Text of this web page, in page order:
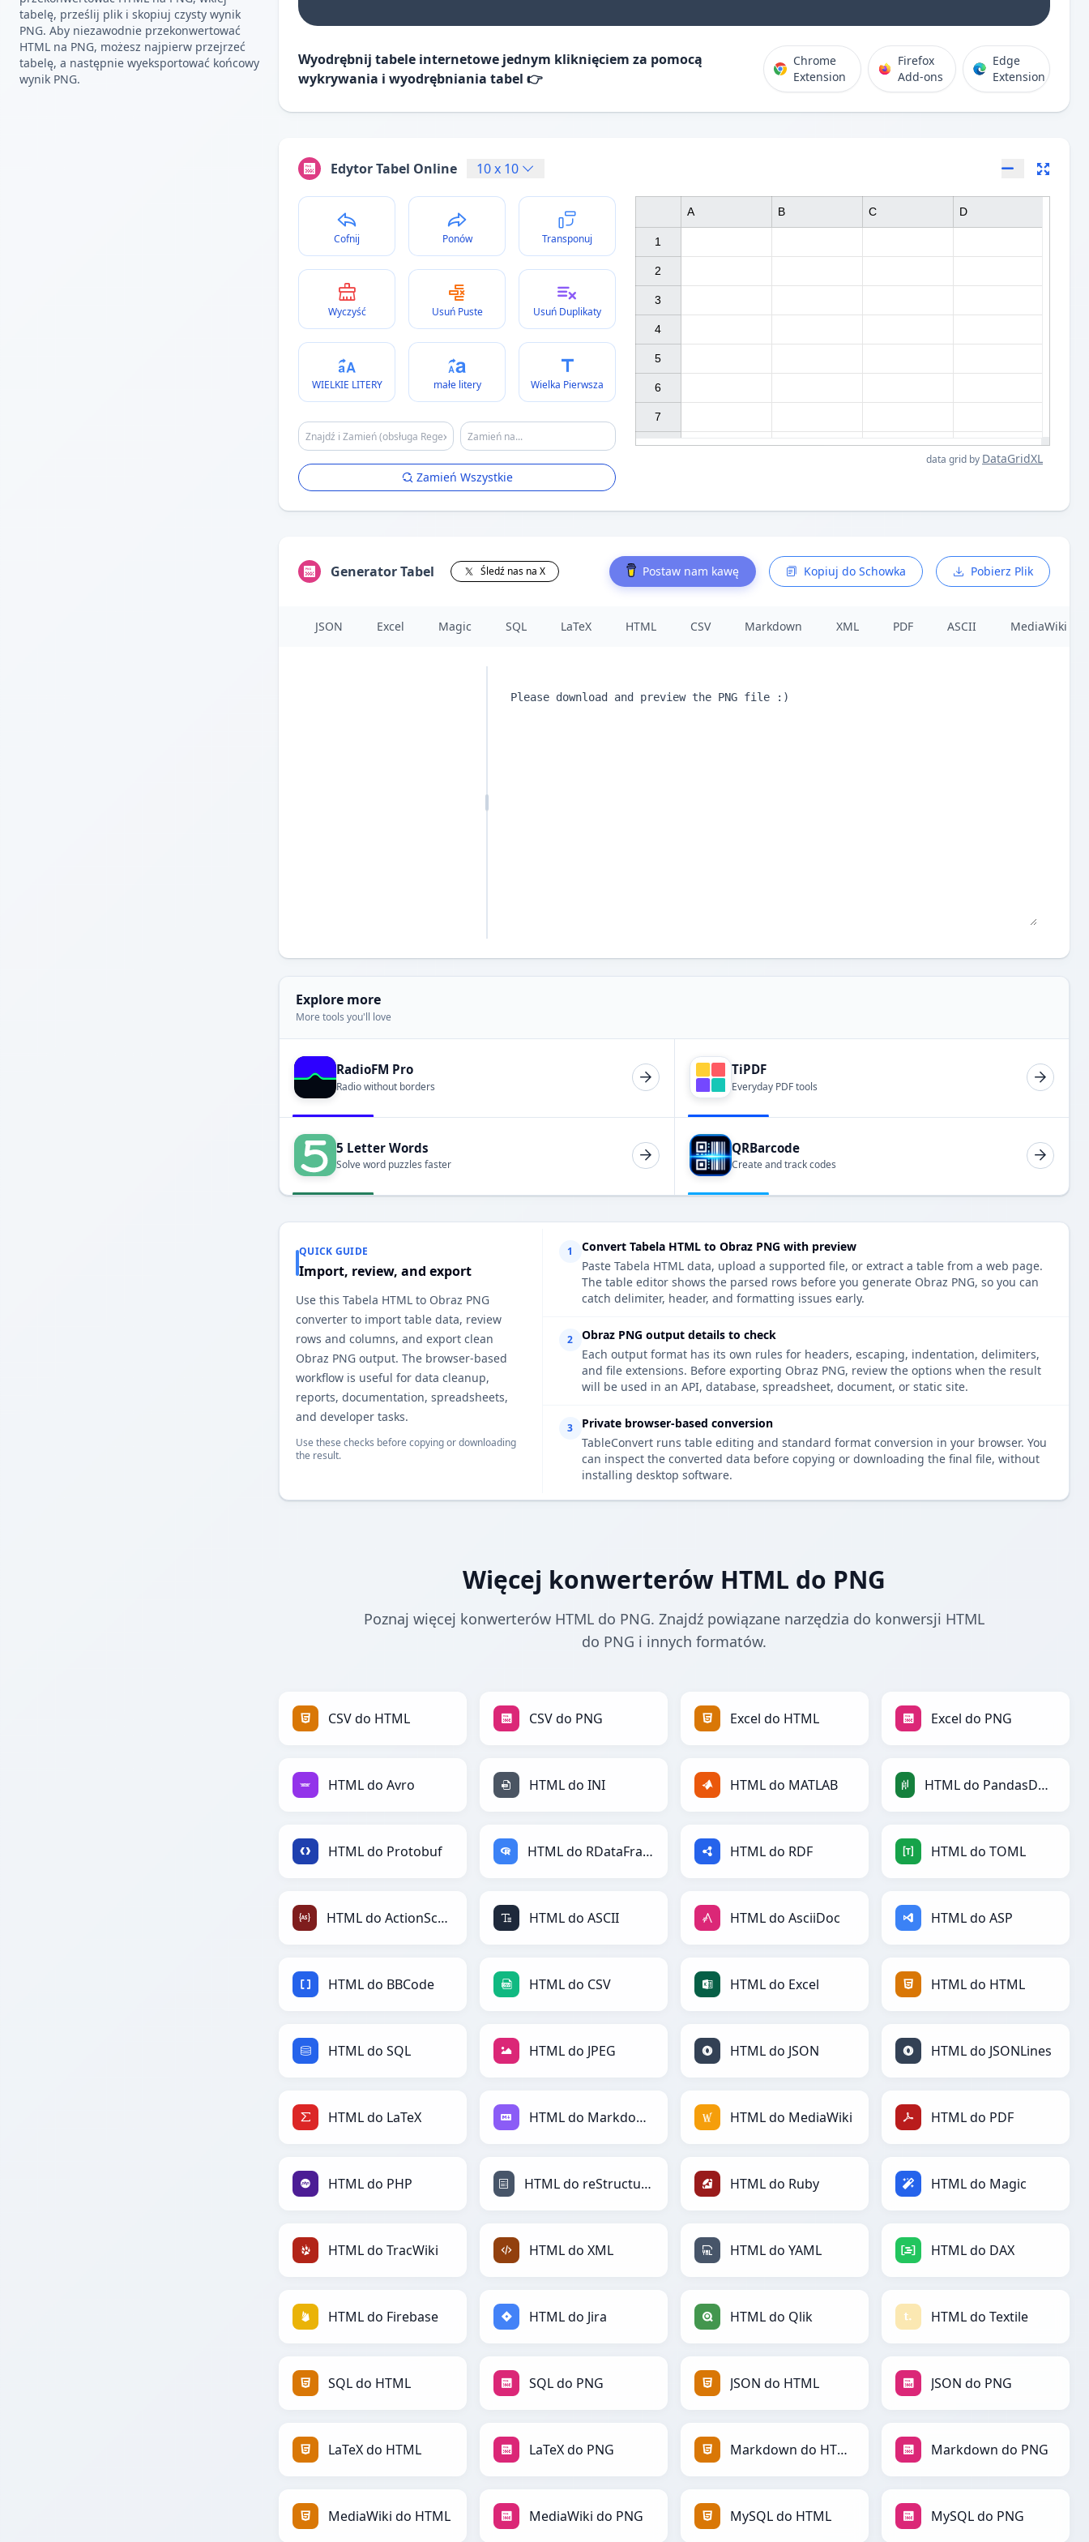
tabelę, prześlij plik i skopiuj czysty wynik
PNG. Aby niezawodnie przekonwertować
HTML na PNG, możesz najpierw przejrzeć
tabelę, a następnie wyeksportować końcowy
wynik PNG.
Wyodrębnij tabele internetowe jednym kliknięciem za pomocą
wykrywania i wyodrębniania tabel 👉
Chrome
Extension
Firefox
Add-ons
Edge
Extension
Edytor Tabel Online 10x 10
Cofnij Ponów Transponuj
Wyczyść Usuń Puste Usuń Duplikaty
WIELKIE LITERY małe litery Wielka Pierwsza
Zamień Wszystkie
data grid by DataGridXL
1
2
3
4
5
6
7
A B C D
Generator Tabel Śledź nas na X Postaw nam kawę Kopiuj do Schowka Pobierz Plik
JSON Excel Magic SQL LaTeX HTML CSV Markdown XML PDF ASCII MediaWiki
Explore more
More tools you'll love
RadioFM Pro
Radio without borders
TiPDF
Everyday PDF tools
5 Letter Words
Solve word puzzles faster
QRBarcode
Create and track codes
QUICK GUIDE
Import, review, and export
Use this Tabela HTML to Obraz PNG
converter to import table data, review
rows and columns, and export clean
Obraz PNG output. The browser-based
workflow is useful for data cleanup,
reports, documentation, spreadsheets,
and developer tasks.
Use these checks before copying or downloading
the result.
1
Convert Tabela HTML to Obraz PNG with preview
Paste Tabela HTML data, upload a supported file, or extract a table from a web page.
The table editor shows the parsed rows before you generate Obraz PNG, so you can
catch delimiter, header, and formatting issues early.
2
Obraz PNG output details to check
Each output format has its own rules for headers, escaping, indentation, delimiters,
and file extensions. Before exporting Obraz PNG, review the options when the result
will be used in an API, database, spreadsheet, document, or static site.
3
Private browser-based conversion
TableConvert runs table editing and standard format conversion in your browser. You
can inspect the converted data before copying or downloading the final file, without
installing desktop software.
Więcej konwerterów HTML do PNG
Poznaj więcej konwerterów HTML do PNG. Znajdź powiązane narzędzia do konwersji HTML
do PNG i innych formatów.
CSV do HTML CSV do PNG Excel do HTML Excel do PNG
HTML do Avro HTML do INI HTML do MATLAB HTML do PandasDataFrame
HTML do Protobuf HTML do RDataFrame HTML do RDF HTML do TOML
HTML do ActionScript HTML do ASCII HTML do AsciiDoc HTML do ASP
HTML do BBCode HTML do CSV HTML do Excel HTML do HTML
HTML do SQL HTML do JPEG HTML do JSON HTML do JSONLines
HTML do LaTeX HTML do Markdown HTML do MediaWiki HTML do PDF
HTML do PHP HTML do reStructuredText HTML do Ruby HTML do Magic
HTML do TracWiki HTML do XML HTML do YAML HTML do DAX
HTML do Firebase HTML do Jira HTML do Qlik HTML do Textile
SQL do HTML SQL do PNG JSON do HTML JSON do PNG
LaTeX do HTML LaTeX do PNG Markdown do HTML Markdown do PNG
MediaWiki do HTML MediaWiki do PNG MySQL do HTML MySQL do PNG